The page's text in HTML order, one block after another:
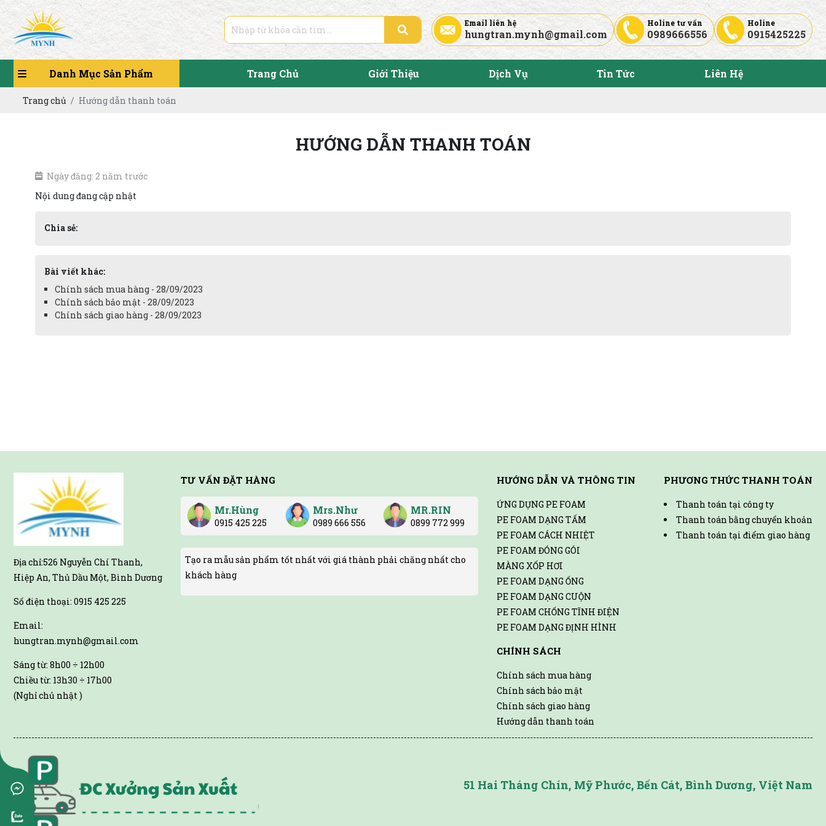
Email liên hệ
hungtran.mynh@gmail.com
Holine tư vấn
0989666556
Holine
0915425225
Danh Mục Sản Phẩm Trang Chủ Giới Thiệu Dịch Vụ Tin Tức Liên Hệ
Trang chủ Hướng dẫn thanh toán
HƯỚNG DẪN THANH TOÁN
Ngày đăng: 2 năm trước
Nội dung đang cập nhật
Chia sẻ:
Bài viết khác:
Chính sách mua hàng - 28/09/2023
Chính sách bảo mật - 28/09/2023
Chính sách giao hàng - 28/09/2023
Địa chỉ:526 Nguyễn Chí Thanh,
Hiệp An, Thủ Dầu Một, Bình Dương
Số điện thoại: 0915 425 225
Email:
hungtran.mynh@gmail.com
Sáng từ: 8h00 ÷ 12h00
Chiều từ: 13h30 ÷ 17h00
(Nghỉ chủ nhật )
TƯ VẤN ĐẶT HÀNG
Mr.Hùng
0915 425 225
Mrs.Như
0989 666 556
MR.RIN
0899 772 999
Tạo ra mẫu sản phẩm tốt nhất với giá thành phải chăng nhất cho
khách hàng
HƯỚNG DẪN VÀ THÔNG TIN
ỨNG DỤNG PE FOAM
PE FOAM DẠNG TẤM
PE FOAM CÁCH NHIỆT
PE FOAM ĐÓNG GÓI
MÀNG XỐP HƠI
PE FOAM DẠNG ỐNG
PE FOAM DẠNG CUỘN
PE FOAM CHỐNG TĨNH ĐIỆN
PE FOAM DẠNG ĐỊNH HÌNH
CHÍNH SÁCH
Chính sách mua hàng
Chính sách bảo mật
Chính sách giao hàng
Hướng dẫn thanh toán
PHƯƠNG THỨC THANH TOÁN
Thanh toán tại công ty
Thanh toán bằng chuyển khoản
Thanh toán tại điểm giao hàng
51 Hai Tháng Chín, Mỹ Phước, Bến Cát, Bình Dương, Việt Nam